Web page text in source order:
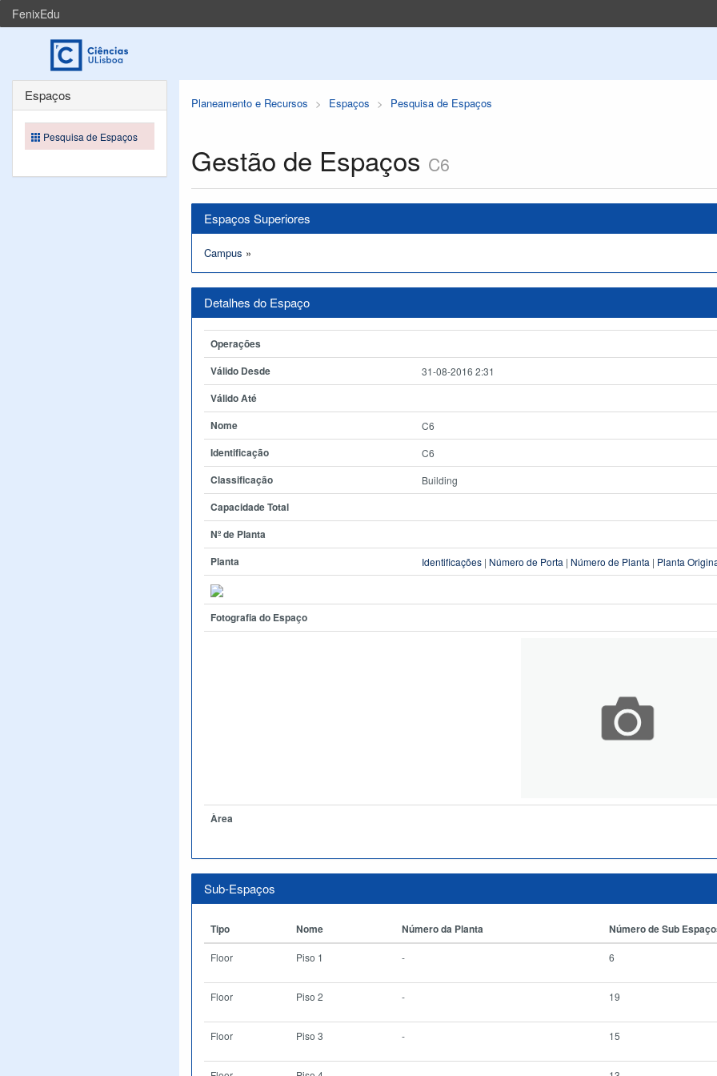
FenixEdu
Planeamento e Recursos Espaços Pesquisa de Espaços
Gestão de Espaços C6
Espaços Superiores
Campus »
Detalhes do Espaço
Operações
Válido Desde
31-08-2016 2:31
Válido Até
Nome
C6
Identificação C6
Classificação Building
Capacidade Total
Nº de Planta
Planta
Identificações | Número de Porta | Número de Planta | Planta
Fotografia do Espaço
Àrea
Sub-Espaços
Tipo Nome Número da Planta Número de Sub
Floor Piso 1 - 6
Floor Piso 2 - 19
Floor Piso 3 - 15
Espaços
Pesquisa de Espaços